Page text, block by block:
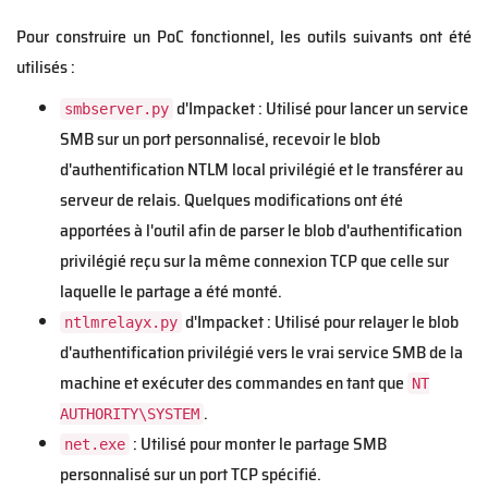
Pour construire un PoC fonctionnel, les outils suivants ont été
utilisés :
smbserver.py d'Impacket : Utilisé pour lancer un service
SMB sur un port personnalisé, recevoir le blob
d'authentification NTLM local privilégié et le transférer au
serveur de relais. Quelques modifications ont été
apportées à l'outil afin de parser le blob d'authentification
privilégié reçu sur la même connexion TCP que celle sur
laquelle le partage a été monté.
ntlmrelayx.py d'Impacket : Utilisé pour relayer le blob
d'authentification privilégié vers le vrai service SMB de la
machine et exécuter des commandes en tant que NT
AUTHORITY\SYSTEM .
net.exe : Utilisé pour monter le partage SMB
personnalisé sur un port TCP spécifié.